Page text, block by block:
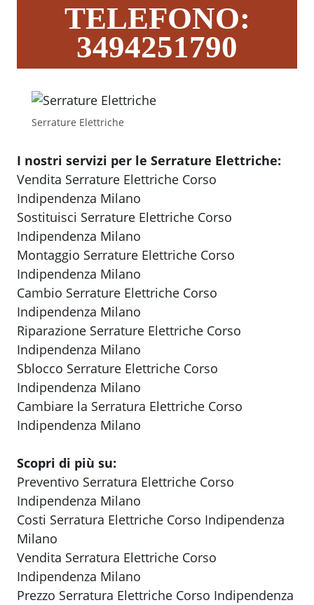
TELEFONO:
3494251790
Serrature Elettriche
I nostri servizi per le Serrature Elettriche:
Vendita Serrature Elettriche Corso
Indipendenza Milano
Sostituisci Serrature Elettriche Corso
Indipendenza Milano
Montaggio Serrature Elettriche Corso
Indipendenza Milano
Cambio Serrature Elettriche Corso
Indipendenza Milano
Riparazione Serrature Elettriche Corso
Indipendenza Milano
Sblocco Serrature Elettriche Corso
Indipendenza Milano
Cambiare la Serratura Elettriche Corso
Indipendenza Milano
Scopri di più su:
Preventivo Serratura Elettriche Corso
Indipendenza Milano
Costi Serratura Elettriche Corso Indipendenza
Milano
Vendita Serratura Elettriche Corso
Indipendenza Milano
Prezzo Serratura Elettriche Corso Indipendenza